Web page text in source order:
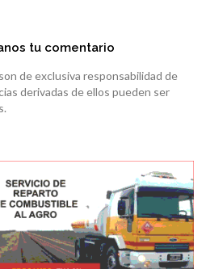
tu comentario
de exclusiva responsabilidad de
derivadas de ellos pueden ser